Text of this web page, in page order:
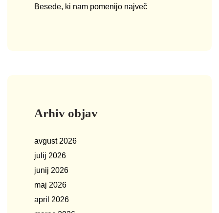
Besede, ki nam pomenijo največ
Arhiv objav
avgust 2026
julij 2026
junij 2026
maj 2026
april 2026